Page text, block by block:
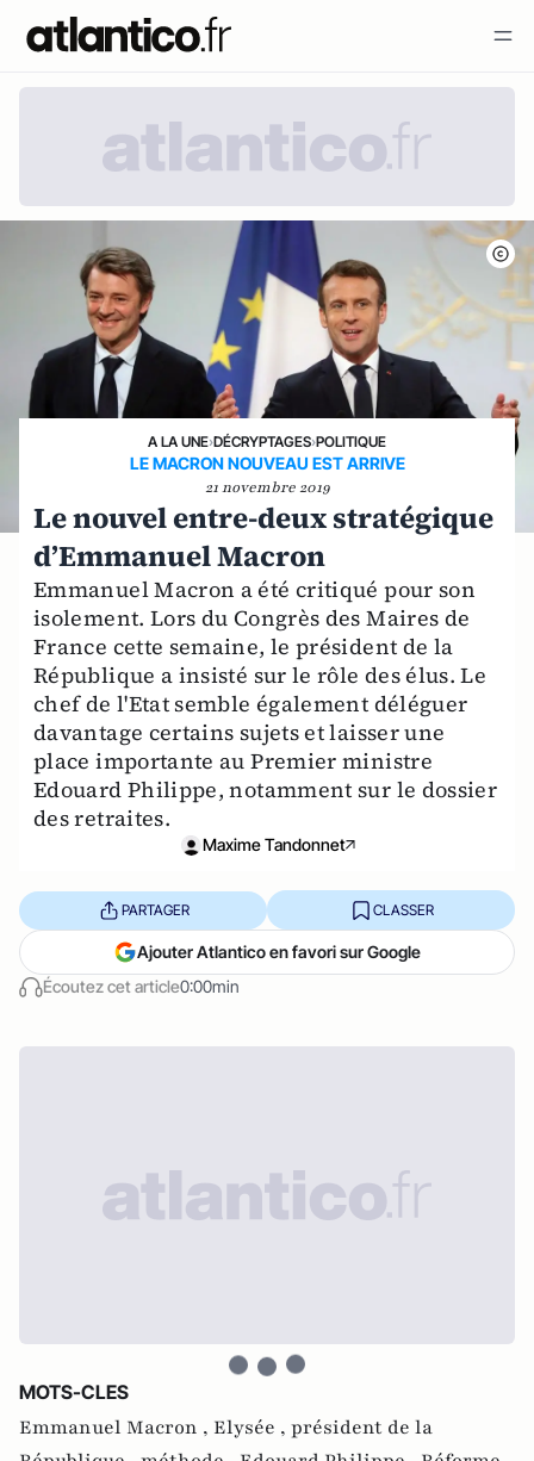
A LA UNE›DÉCRYPTAGES›POLITIQUE
LE MACRON NOUVEAU EST ARRIVE
21 novembre 2019
Le nouvel entre-deux stratégique
d’Emmanuel Macron
Emmanuel Macron a été critiqué pour son
isolement. Lors du Congrès des Maires de
France cette semaine, le président de la
République a insisté sur le rôle des élus. Le
chef de l'Etat semble également déléguer
davantage certains sujets et laisser une
place importante au Premier ministre
Edouard Philippe, notamment sur le dossier
des retraites.
Maxime Tandonnet
Écoutez cet article0:00min
PARTAGER CLASSER
Ajouter Atlantico en favori sur Google
MOTS-CLES
Emmanuel Macron , Elysée , président de la